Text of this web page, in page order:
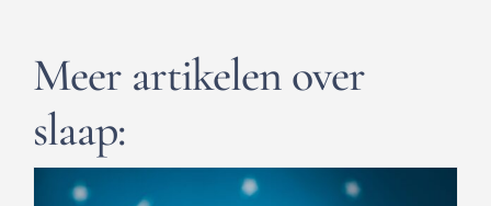
Meer artikelen over
slaap: